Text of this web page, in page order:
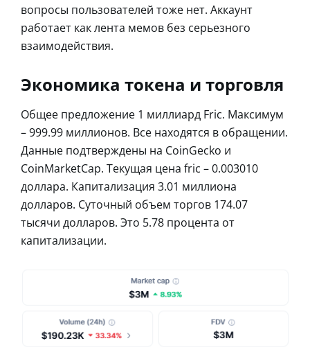
вопросы пользователей тоже нет. Аккаунт
работает как лента мемов без серьезного
взаимодействия.
Экономика токена и торговля
Общее предложение 1 миллиард Fric. Максимум
– 999.99 миллионов. Все находятся в обращении.
Данные подтверждены на CoinGecko и
CoinMarketCap. Текущая цена fric – 0.003010
доллара. Капитализация 3.01 миллиона
долларов. Суточный объем торгов 174.07
тысячи долларов. Это 5.78 процента от
капитализации.